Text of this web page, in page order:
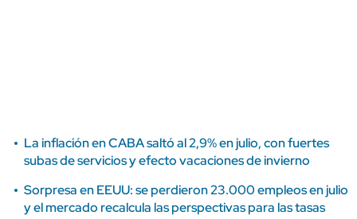
La inflación en CABA saltó al 2,9% en julio, con fuertes
subas de servicios y efecto vacaciones de invierno
Sorpresa en EEUU: se perdieron 23.000 empleos en julio
y el mercado recalcula las perspectivas para las tasas